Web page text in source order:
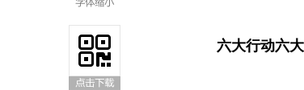
六大行动六